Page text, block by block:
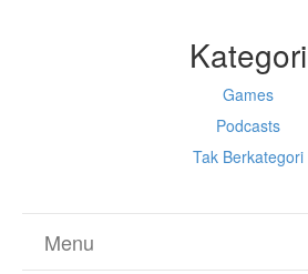
Kategori
Games
Podcasts
Tak Berkategori
Menu